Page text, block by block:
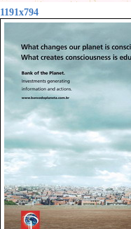
1191x794